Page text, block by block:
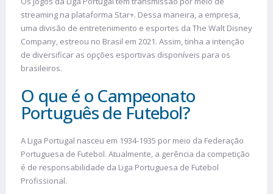
streaming na plataforma Star+. Dessa maneira, a empresa,
uma divisão de entretenimento e esportes da The Walt Disney
Company, estreou no Brasil em 2021. Assim, tinha a intenção
de diversificar as opções esportivas disponíveis para os
brasileiros.
O que é o Campeonato
Português de Futebol?
A Liga Portugal nasceu em 1934-1935 por meio da Federação
Portuguesa de Futebol. Atualmente, a gerência da competição
é de responsabilidade da Liga Portuguesa de Futebol
Profissional.